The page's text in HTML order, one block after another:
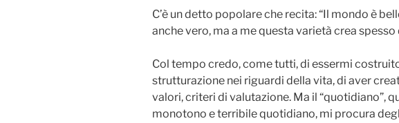
C’è un detto popolare che recita: “Il mondo è
anche vero, ma a me questa varietà crea
Col tempo credo, come tutti, di essermi
strutturazione nei riguardi della vita, di aver
valori, criteri di valutazione. Ma il “quotidiano”,
monotono e terribile quotidiano, mi procura